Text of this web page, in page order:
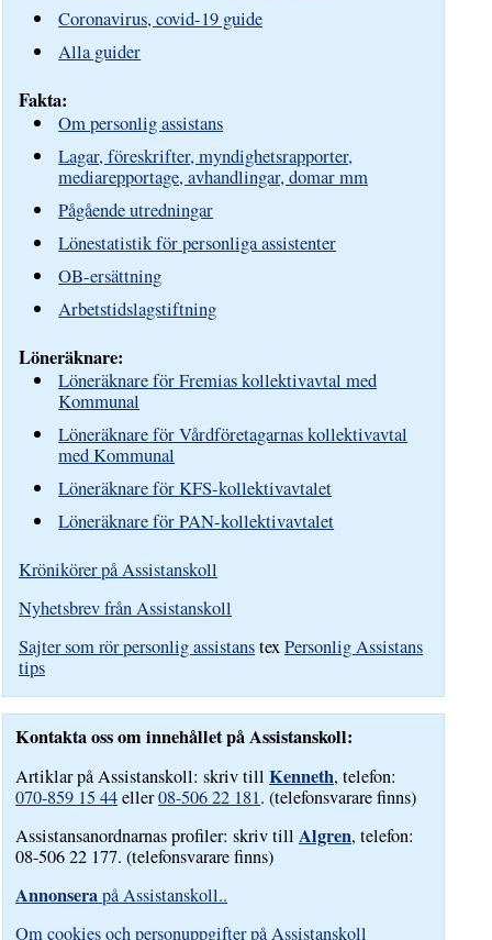
Coronavirus, covid-19 guide
Alla guider
Fakta:
Om personlig assistans
Lagar, föreskrifter, myndighetsrapporter,
mediarepportage, avhandlingar, domar mm
Pågående utredningar
Lönestatistik för personliga assistenter
OB-ersättning
Arbetstidslagstiftning
Löneräknare:
Löneräknare för Fremias kollektivavtal med
Kommunal
Löneräknare för Vårdföretagarnas kollektivavtal
med Kommunal
Löneräknare för KFS-kollektivavtalet
Löneräknare för PAN-kollektivavtalet
Krönikörer på Assistanskoll
Nyhetsbrev från Assistanskoll
Sajter som rör personlig assistanstexPersonlig Assistans
tips
Kontakta oss om innehållet på Assistanskoll:
Artiklar på Assistanskoll: skriv tillKenneth, telefon:
070-859 15 44eller08-506 22 181. (telefonsvarare finns)
Assistansanordnarnas profiler: skriv tillAlgren, telefon:
08-506 22 177. (telefonsvarare finns)
Annonserapå Assistanskoll..
Om cookies och personuppgifter på Assistanskoll